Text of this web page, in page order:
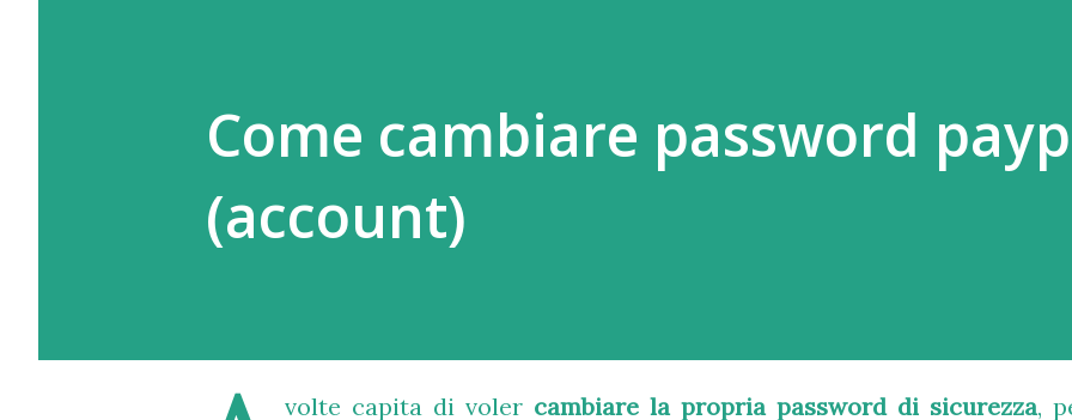
Come cambiare password
(account)
volte capita di voler cambiare la propria password di sicurezza,